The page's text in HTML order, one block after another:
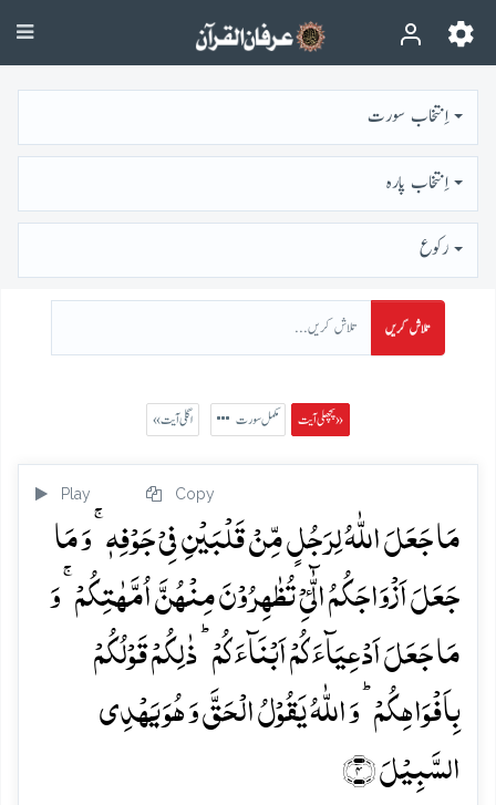
اِنتخاب سورت
اِنتخاب پارہ
رُكوع
تلاش کریں
پچھلی آیت » مکمل سورت « اگلی آیت
Play Copy
مَا جَعَلَ اللّٰہُ لِرَجُلٍ مِّنۡ قَلۡبَیۡنِ فِیۡ جَوۡفِہٖ ۚ وَ مَا
جَعَلَ اَزۡوَاجَکُمُ الّٰٓیِٴۡ تُظٰہِرُوۡنَ مِنۡہُنَّ اُمَّہٰتِکُمۡ ۚ وَ
مَا جَعَلَ اَدۡعِیَآءَکُمۡ اَبۡنَآءَکُمۡ ؕ ذٰلِکُمۡ قَوۡلُکُمۡ
بِاَفۡوَاہِکُمۡ ؕ وَ اللّٰہُ یَقُوۡلُ الۡحَقَّ وَ ہُوَ یَہۡدِی
السَّبِیۡلَ ﴿۴﴾